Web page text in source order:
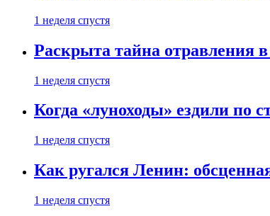
1 неделя спустя
Раскрыта тайна отравления
1 неделя спустя
Когда «луноходы» ездили по
1 неделя спустя
Как ругался Ленин:
1 неделя спустя